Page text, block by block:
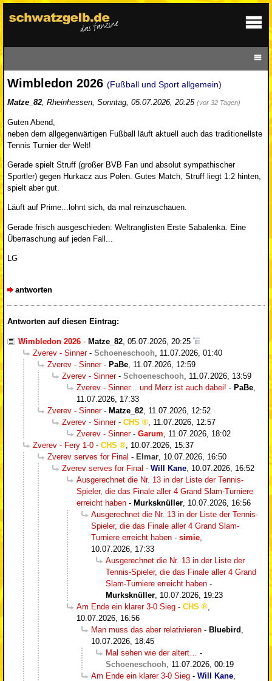
Wimbledon 2026 (Fußball und Sport allgemein)
Matze_82, Rheinhessen, Sonntag, 05.07.2026, 20:25 (vor 32 Tagen)
Guten Abend,
neben dem allgegenwärtigen Fußball läuft aktuell auch das traditionellste
Tennis Turnier der Welt!
Gerade spielt Struff (großer BVB Fan und absolut sympathischer
Sportler) gegen Hurkacz aus Polen. Gutes Match, Struff liegt 1:2 hinten,
spielt aber gut.
Läuft auf Prime...lohnt sich, da mal reinzuschauen.
Gerade frisch ausgeschieden: Weltranglisten Erste Sabalenka. Eine
Überraschung auf jeden Fall...
LG
antworten
Antworten auf diesen Eintrag:
Wimbledon 2026 - Matze_82 05.07.2026, 20:25
Zverev - Sinner- Schoeneschooh
11.07.2026, 01:40
Zverev - Sinner- PaBe 11.07.2026, 12:59
Zverev - Sinner- Schoeneschooh
11.07.2026, 13:59
Zverev - Sinner... und Merz ist auch dabei! - PaBe
11.07.2026, 17:33
Zverev - Sinner- Matze_82 11.07.2026, 12:52
Zverev - Sinner- CHS
11.07.2026, 12:57
Zverev - Sinner- Garum
11.07.2026, 18:02
Zverev - Fery 1-0 - CHS
10.07.2026, 15:37
Zverev serves for Final - Elmar 10.07.2026, 16:50
Zverev serves for Final - Will Kane 10.07.2026, 16:52
Ausgerechnet die Nr. 13 in der Liste der Tennis-
Spieler, die das Finale aller 4 Grand Slam-Turniere
erreicht haben - Murksknüller 10.07.2026, 16:56
Ausgerechnet die Nr. 13 in der Liste der Tennis-
Spieler, die das Finale aller 4 Grand Slam-
Turniere erreicht haben - simie
10.07.2026, 17:33
Ausgerechnet die Nr. 13 in der Liste der
Tennis-Spieler, die das Finale aller 4 Grand
Slam-Turniere erreicht haben -
Murksknüller 10.07.2026, 19:23
Am Ende ein klarer 3-0 Sieg - CHS
10.07.2026, 16:56
Man muss das aber relativieren - Bluebird
10.07.2026, 18:45
Mal sehen wie der altert…
-
Schoeneschooh
11.07.2026, 00:19
Am Ende ein klarer 3-0 Sieg - Will Kane